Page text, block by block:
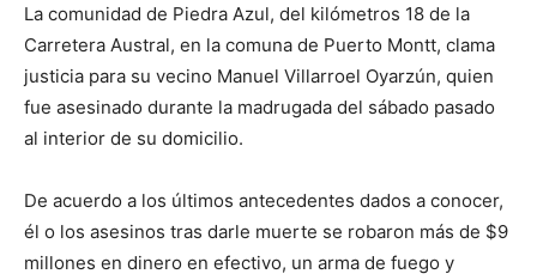
La comunidad de Piedra Azul, del kilómetros 18 de la
Carretera Austral, en la comuna de Puerto Montt, clama
justicia para su vecino Manuel Villarroel Oyarzún, quien
fue asesinado durante la madrugada del sábado pasado
al interior de su domicilio.
De acuerdo a los últimos antecedentes dados a conocer,
él o los asesinos tras darle muerte se robaron más de $9
millones en dinero en efectivo, un arma de fuego y